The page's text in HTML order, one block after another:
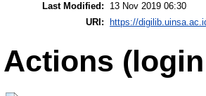
Last Modified:
13 Nov 2019 06:30
URI:
https://
Actions